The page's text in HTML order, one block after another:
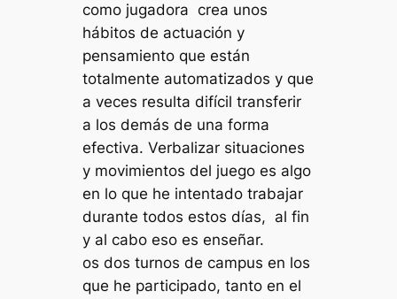
como jugadora crea unos
hábitos de actuación y
pensamiento que están
totalmente automatizados y que
a veces resulta difícil transferir
a los demás de una forma
efectiva. Verbalizar situaciones
y movimientos del juego es algo
en lo que he intentado trabajar
durante todos estos días, al fin
y al cabo eso es enseñar.
os dos turnos de campus en los
que he participado, tanto en el